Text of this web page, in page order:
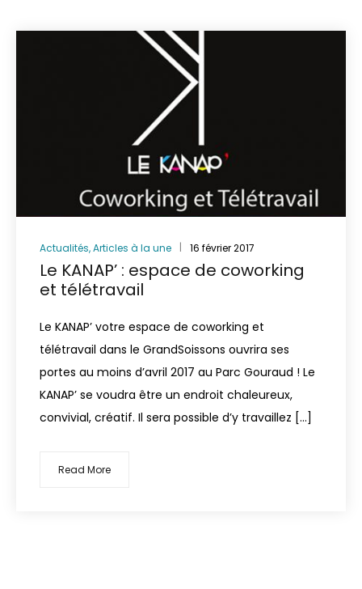
Actualités,Articles à la une 16 février 2017
Le KANAP’ : espace de coworking
et télétravail
Le KANAP’ votre espace de coworking et
télétravail dans le GrandSoissons ouvrira ses
portes au moins d’avril 2017 au Parc Gouraud ! Le
KANAP’ se voudra être un endroit chaleureux,
convivial, créatif. Il sera possible d’y travaillez […]
Read More